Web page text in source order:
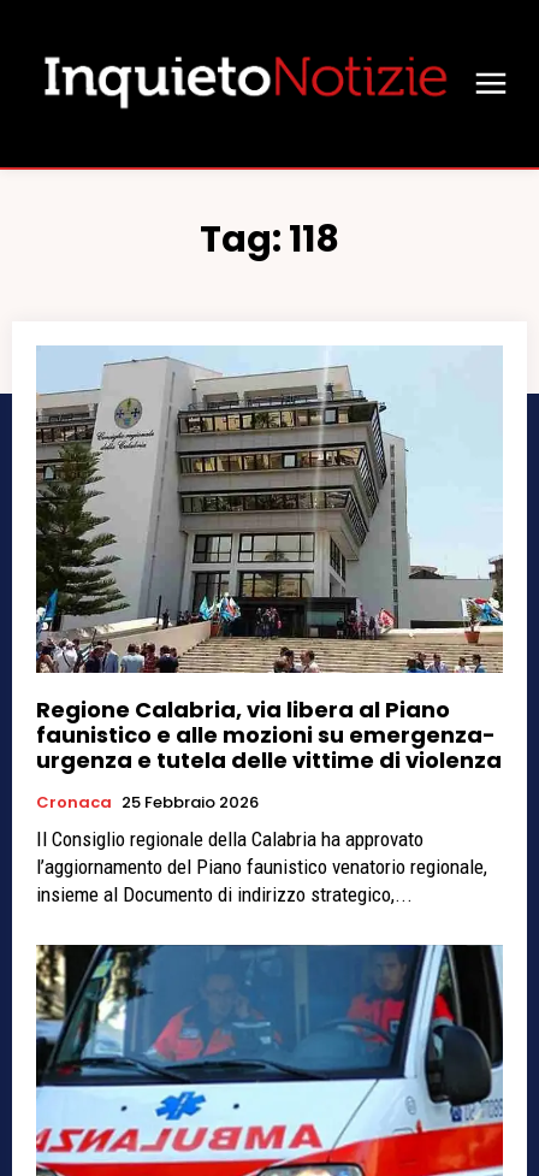
Tag:118
Regione Calabria, via libera al Piano
faunistico e alle mozioni su emergenza-
urgenza e tutela delle vittime di violenza
Cronaca 25 Febbraio 2026
Il Consiglio regionale della Calabria ha approvato
l’aggiornamento del Piano faunistico venatorio regionale,
insieme al Documento di indirizzo strategico,...